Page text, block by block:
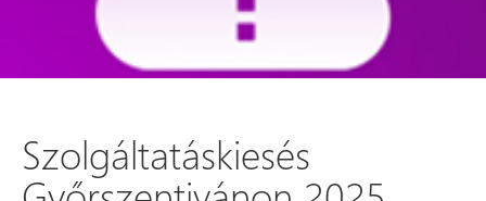
Szolgáltatáskiesés